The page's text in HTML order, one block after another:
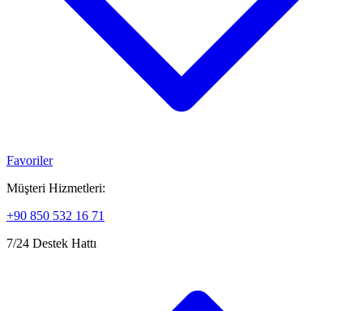
Favoriler
Müşteri Hizmetleri:
+90 850 532 16 71
7/24 Destek Hattı